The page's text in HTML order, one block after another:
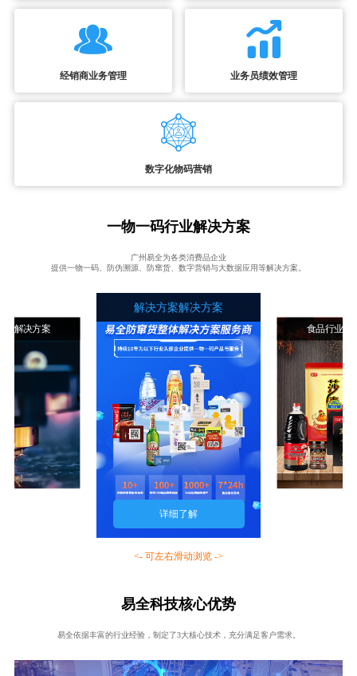
经销商业务管理 业务员绩效管理
数字化物码营销
一物一码行业解决方案
广州易全为各类消费品企业
提供一物一码、防伪溯源、防窜货、数字营销与大数据应用等解决方案。
业解决方案
解决方案解决方案
详细了解
食品行业解
<- 可左右滑动浏览 ->
易全科技核心优势
易全依据丰富的行业经验，制定了3大核心技术，充分满足客户需求。